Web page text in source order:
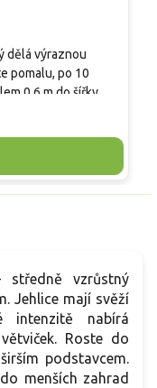
dělá výraznou
pomalu, po 10
0,6 m do šířky,
třásně větévek v
stavbám i do
humózní
odpoledne.
do −25 °C.
středně vzrůstný
Jehlice mají svěží
intenzitě nabírá
Roste do
podstavcem.
menších zahrad